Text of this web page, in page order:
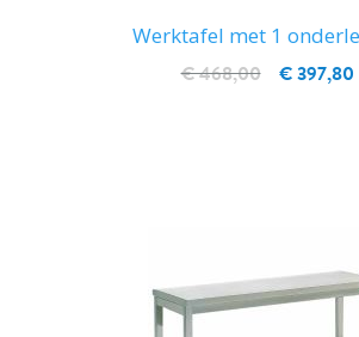
Werktafel met 1
€ 397,80
€ 468,00